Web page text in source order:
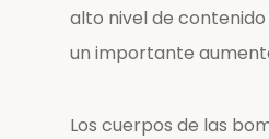
alto nivel de
un importante
Los cuerpos de las